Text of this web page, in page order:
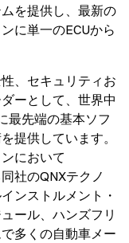
を提供し、最新の
に単一のECUから
、セキュリティお
ーとして、世界中
最先端の基本ソフ
提供しています。
において
社のQNXテクノ
ンストルメント・
ール、ハンズフリ
多くの自動車メー